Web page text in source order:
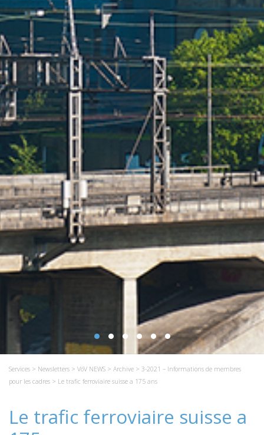
Services > Newsletters > VöV NEWS > Archive > 3-2021 – Informations de membres
pour les cadres > Le trafic ferroviaire suisse a 175 ans
Le trafic ferroviaire suisse a